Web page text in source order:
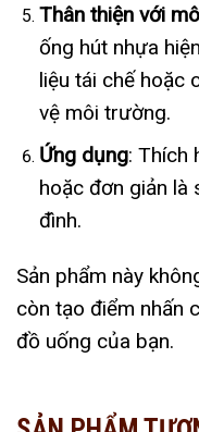
Thân thiện với
ống hút nhựa
liệu tái chế hoặc
vệ môi trường.
Ứng dụng: Thích
hoặc đơn giản là
đình.
Sản phẩm này
còn tạo điểm nhấn
đồ uống của bạn.